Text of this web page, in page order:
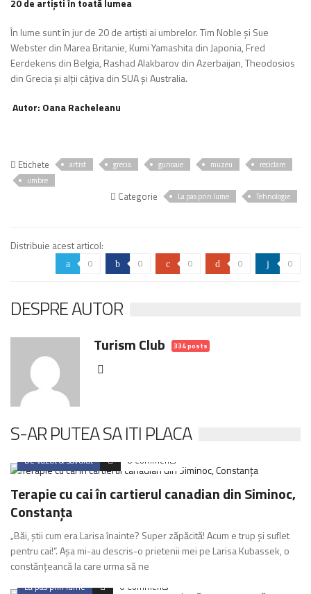
20 de artiști în toată lumea
În lume sunt în jur de 20 de artiști ai umbrelor. Tim Noble și Sue
Webster din Marea Britanie, Kumi Yamashita din Japonia, Fred
Eerdekens din Belgia, Rashad Alakbarov din Azerbaijan, Theodosios
din Grecia și alții câțiva din SUA și Australia.
Autor: Oana Racheleanu
Etichete artist grecia gunoaie muzeu
reciclare
umbre
Categorie La pas prin lume Tehnologie
Distribuie acest articol:
a 0 b 0 c 0 d 0 j 0
DESPRE AUTOR
Turism Club 334 posts
S-AR PUTEA SA ITI PLACA
De vazut & savurat 0 Comments
Terapie cu cai în cartierul canadian din Siminoc,
Constanța
„Băi, știi cum era Larisa înainte? Super zăpăcită! Acum e trup și suflet
pentru cai!”. Așa mi-au descris-o prietenii mei pe Larisa Kubassek, o
constănțeancă la care urma să ne
La pas prin lume 0 Comments